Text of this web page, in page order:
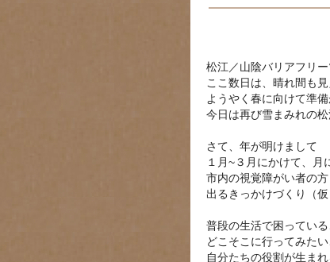
松江／山陰バリアフリ
ここ数日は、晴れ間も
ようやく春に向けて準
今日は再び雪まみれの松
さて、年が明けまして
１月~３月にかけて、月
市内の視覚障がい者の方
出るきっかけづくり（
普段の生活で困っている
どこそこに行ってみた
自分たちの役割が生ま